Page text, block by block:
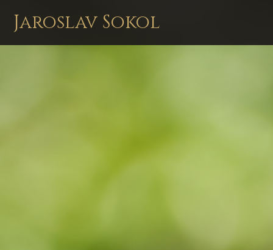
Jaroslav Sokol